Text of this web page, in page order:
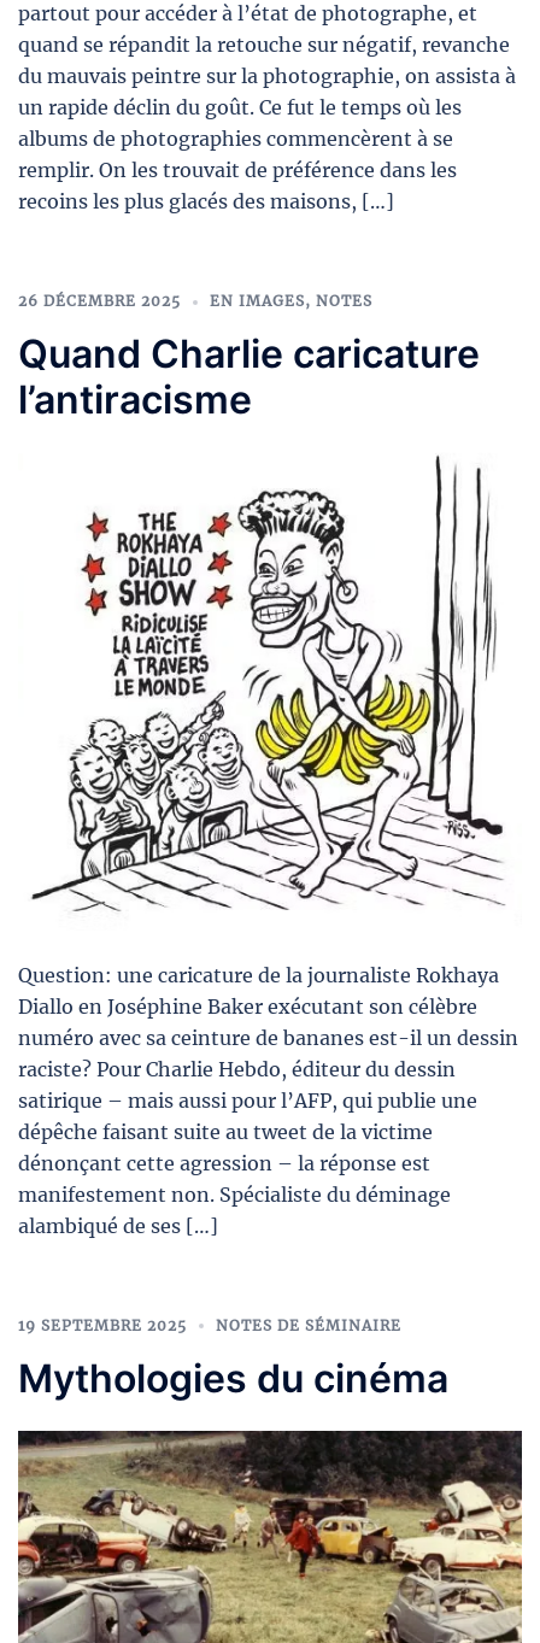
partout pour accéder à l’état de photographe, et
quand se répandit la retouche sur négatif, revanche
du mauvais peintre sur la photographie, on assista à
un rapide déclin du goût. Ce fut le temps où les
albums de photographies commencèrent à se
remplir. On les trouvait de préférence dans les
recoins les plus glacés des maisons, […]
26 DÉCEMBRE 2025 EN IMAGES, NOTES
Quand Charlie caricature
l’antiracisme
Question: une caricature de la journaliste Rokhaya
Diallo en Joséphine Baker exécutant son célèbre
numéro avec sa ceinture de bananes est-il un dessin
raciste? Pour Charlie Hebdo, éditeur du dessin
satirique – mais aussi pour l’AFP, qui publie une
dépêche faisant suite au tweet de la victime
dénonçant cette agression – la réponse est
manifestement non. Spécialiste du déminage
alambiqué de ses […]
19 SEPTEMBRE 2025 NOTES DE SÉMINAIRE
Mythologies du cinéma